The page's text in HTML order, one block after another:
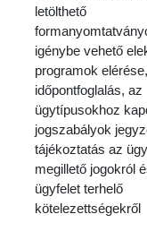
letölthető
igénybe vehető
programok elérése,
időpontfoglalás, az
ügytípusokhoz
jogszabályok
tájékoztatás az
megillető jogokról
ügyfelet terhelő
kötelezettségekről